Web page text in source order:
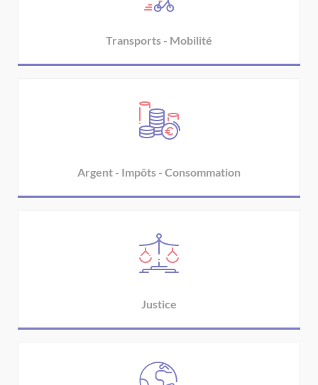
Transports - Mobilité
Argent - Impôts - Consommation
Justice